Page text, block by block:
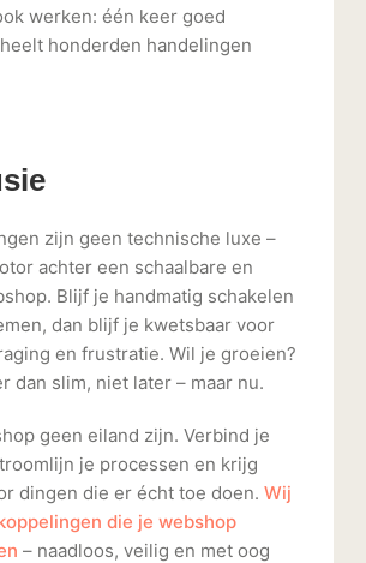
werken: één keer goed
honderden handelingen
zijn geen technische luxe –
achter een schaalbare en
Blijf je handmatig schakelen
dan blijf je kwetsbaar voor
en frustratie. Wil je groeien?
dan slim, niet later – maar nu.
geen eiland zijn. Verbind je
je processen en krijg
dingen die er écht toe doen. Wij
die je webshop
– naadloos, veilig en met oog